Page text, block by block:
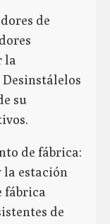
de
la
su
de fábrica:
estación
fábrica
de